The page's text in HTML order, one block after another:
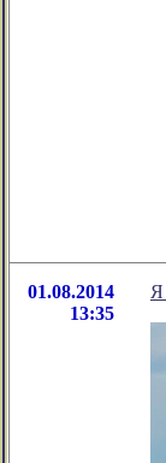
01.08.2014
13:35
Я